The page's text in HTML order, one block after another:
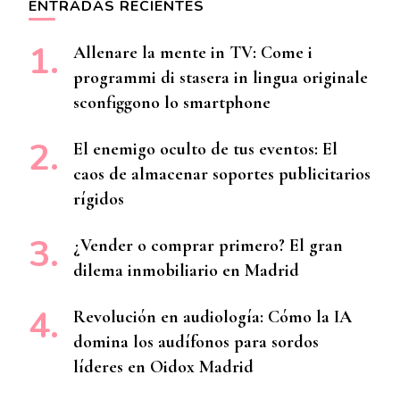
ENTRADAS RECIENTES
Allenare la mente in TV: Come i
programmi di stasera in lingua originale
sconfiggono lo smartphone
El enemigo oculto de tus eventos: El
caos de almacenar soportes publicitarios
rígidos
¿Vender o comprar primero? El gran
dilema inmobiliario en Madrid
Revolución en audiología: Cómo la IA
domina los audífonos para sordos
líderes en Oidox Madrid